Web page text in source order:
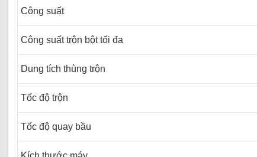
Công suất
Công suất trộn bột tối đa
Dung tích thùng trộn
Tốc độ trộn
Tốc độ quay bầu